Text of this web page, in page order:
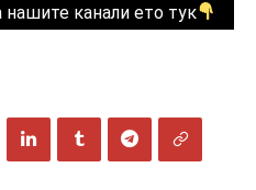
нашите канали ето тук